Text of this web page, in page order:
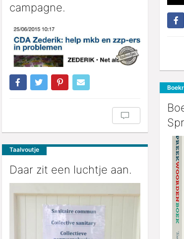
campagne.
Taalvoutje
Daar zit een luchtje aan.